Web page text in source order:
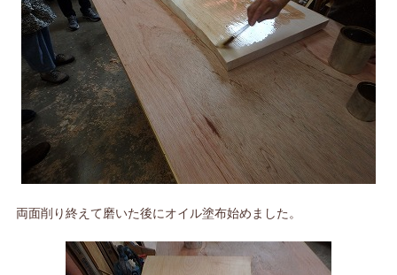
両面削り終えて磨いた後にオイル塗布始めました。